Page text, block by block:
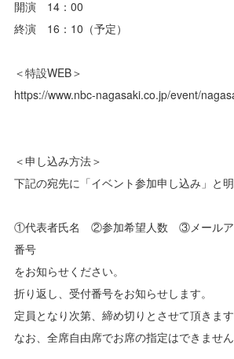
開演 14：00
終演 16：10（予定）
＜特設WEB＞
https://www.nbc-nagasaki.co.jp/event/
＜申し込み方法＞
下記の宛先に「イベント参加申し込み」と
①代表者氏名 ②参加希望人数 ③メールア
番号
をお知らせください。
折り返し、受付番号をお知らせします。
定員となり次第、締め切りとさせて頂きます
なお、全席自由席でお席の指定はできません